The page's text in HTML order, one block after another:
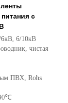
с
6/10кВ
чистая
ПВХ, Rohs